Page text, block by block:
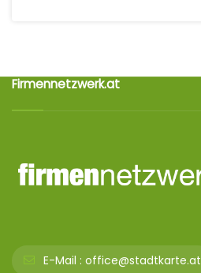
Firmennetzwerk.at
E-Mail : office@stadtkarte.at